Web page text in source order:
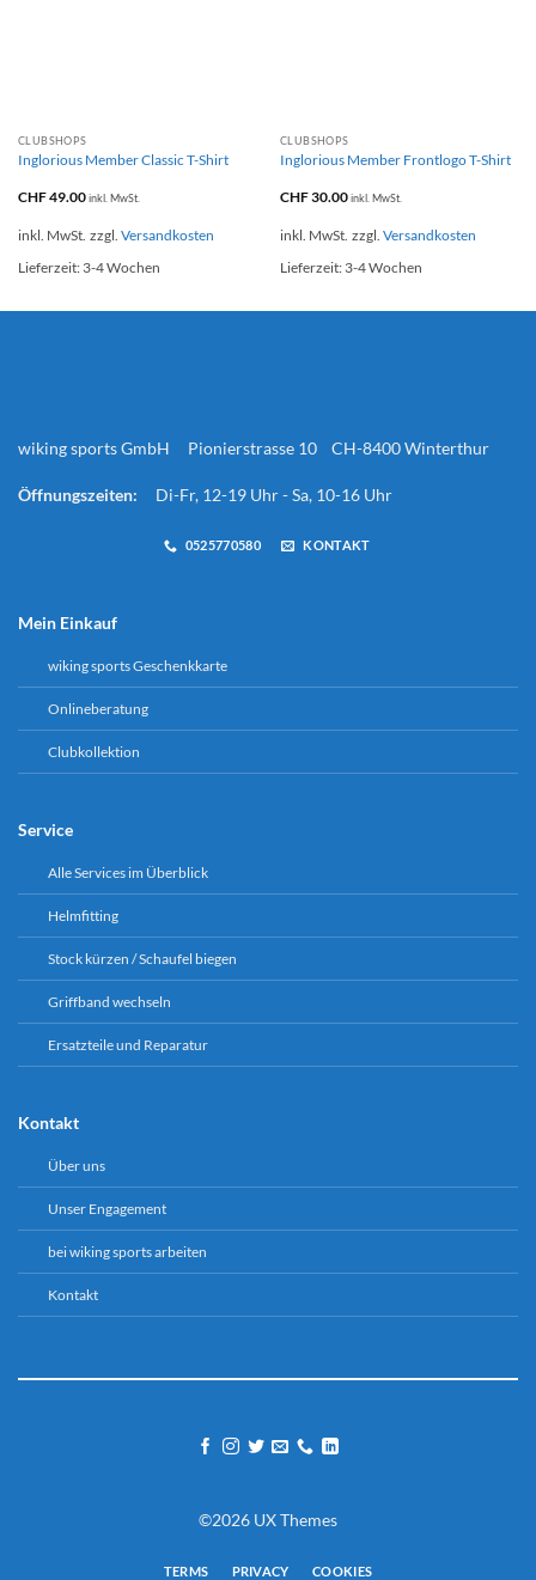
CLUBSHOPS
Inglorious Member Classic T-Shirt
CHF49.00 inkl. MwSt.
inkl. MwSt. zzgl. Versandkosten
Lieferzeit: 3-4 Wochen
CLUBSHOPS
Inglorious Member Frontlogo T-Shirt
CHF30.00 inkl. MwSt.
inkl. MwSt. zzgl. Versandkosten
Lieferzeit: 3-4 Wochen
wiking sports GmbH Pionierstrasse 10 CH-8400 Winterthur
Öffnungszeiten: Di-Fr, 12-19 Uhr - Sa, 10-16 Uhr
0525770580 KONTAKT
Mein Einkauf
wiking sports Geschenkkarte
Onlineberatung
Clubkollektion
Service
Alle Services im Überblick
Helmfitting
Stock kürzen / Schaufel biegen
Griffband wechseln
Ersatzteile und Reparatur
Kontakt
Über uns
Unser Engagement
bei wiking sports arbeiten
Kontakt
©2026 UX Themes
TERMS PRIVACY COOKIES